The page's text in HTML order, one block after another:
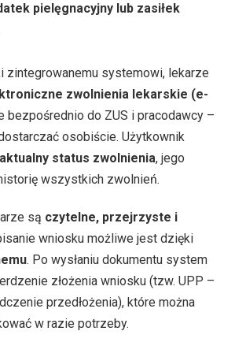
pielęgnacyjny lub zasiłek
zintegrowanemu systemowi, lekarze
zwolnienia lekarskie (e-
bezpośrednio do ZUS i pracodawcy –
osobiście. Użytkownik
status zwolnienia, jego
wszystkich zwolnień.
są czytelne, przejrzyste i
wniosku możliwe jest dzięki
. Po wysłaniu dokumentu system
złożenia wniosku (tzw. UPP –
przedłożenia), które można
w razie potrzeby.